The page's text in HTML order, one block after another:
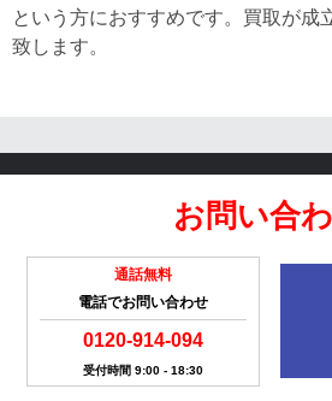
という方におすすめです。買取が成
致します。
お問い合
通話無料
電話でお問い合わせ
0120-914-094
受付時間 9:00 - 18:30